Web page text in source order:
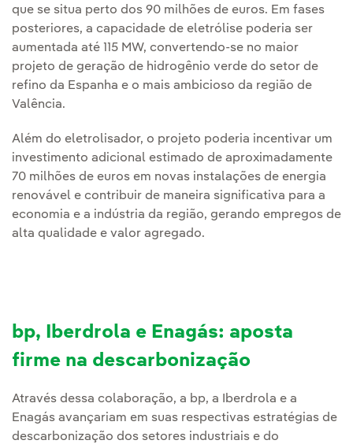
que se situa perto dos 90 milhões de euros. Em fases
posteriores, a capacidade de eletrólise poderia ser
aumentada até 115 MW, convertendo-se no maior
projeto de geração de hidrogênio verde do setor de
refino da Espanha e o mais ambicioso da região de
Valência.
Além do eletrolisador, o projeto poderia incentivar um
investimento adicional estimado de aproximadamente
70 milhões de euros em novas instalações de energia
renovável e contribuir de maneira significativa para a
economia e a indústria da região, gerando empregos de
alta qualidade e valor agregado.
bp, Iberdrola e Enagás: aposta
firme na descarbonização
Através dessa colaboração, a bp, a Iberdrola e a
Enagás avançariam em suas respectivas estratégias de
descarbonização dos setores industriais e do